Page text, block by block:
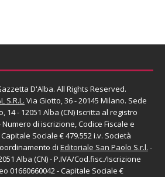
D'Alba. All Rights Reserved.
S.R.L. Via Giotto, 36 - 20145 Milano. Sede
14 - 12051 Alba (CN) Iscritta al registro
di iscrizione, Codice Fiscale e
Sociale € 479.552 i.v. Società
di Editoriale San Paolo S.r.l. -
Alba (CN) - P.IVA/Cod.fisc./Iscrizione
01660660042 - Capitale Sociale €